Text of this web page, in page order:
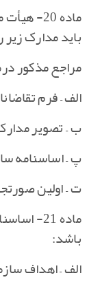
ماده
باید مدارک
مراجع مذکور درماده‌(17) این
الف – فرم
ب – تصویر
پ – اساسنامه
ت – اولین
ماده 21-
باشد:
الف – اهداف